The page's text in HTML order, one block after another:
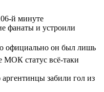
й минуте
фанаты и устроили
официально он был лишь
МОК статус всё-таки
забили гол из